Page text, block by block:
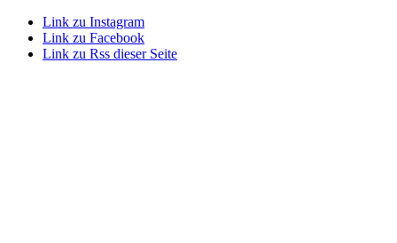
Link zu Instagram
Link zu Facebook
Link zu Rss dieser Seite